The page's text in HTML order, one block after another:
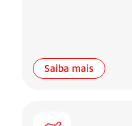
Saiba mais